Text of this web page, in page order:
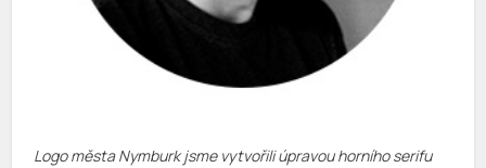
Logo města Nymburk jsme vytvořili úpravou horního serifu